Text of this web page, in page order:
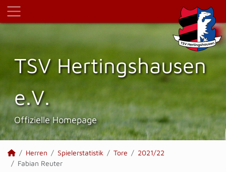
TSV Hertings­hausen
e.V.
Offizielle Homepage
Herren Spielerstatistik Tore
2021/22
Fabian Reuter